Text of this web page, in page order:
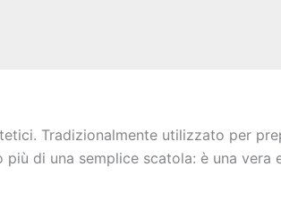
Tradizionalmente utilizzato per
di una semplice scatola: è una vera